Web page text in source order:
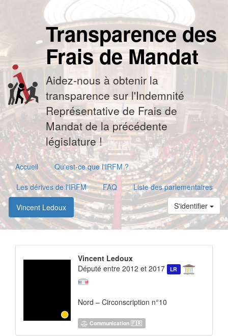
Transparence des
Frais de Mandat
Aidez-nous à obtenir la
transparence sur l'Indemnité
Représentative de Frais de
Mandat de la précédente
législature !
Accueil
Qu'est-ce que l'IRFM ?
Les dérives de l'IRFM
FAQ
Liste des parlementaires
Vincent Ledoux
S'identifier
Vincent Ledoux
Député entre 2012 et 2017
LR
Nord – Circonscription n°10
Communication 🇫🇷